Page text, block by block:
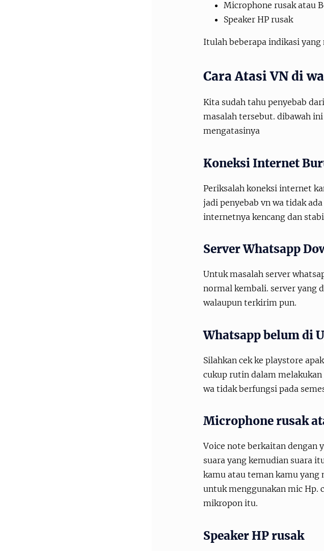
Microphone rusak atau
Speaker HP rusak
Itulah beberapa indikasi yang
Cara Atasi VN di
Kita sudah tahu penyebab
masalah tersebut. dibawah
mengatasinya
Koneksi Internet
Periksalah koneksi internet
jadi penyebab vn wa tidak
internetnya kencang dan
Server Whatsapp
Untuk masalah server
normal kembali. server yang
walaupun terkirim pun.
Whatsapp belum di
Silahkan cek ke playstore
cukup rutin dalam
wa tidak berfungsi pada
Microphone rusak
Voice note berkaitan dengan
suara yang kemudian suara
kamu atau teman kamu
untuk menggunakan mic Hp.
mikropon itu.
Speaker HP rusak